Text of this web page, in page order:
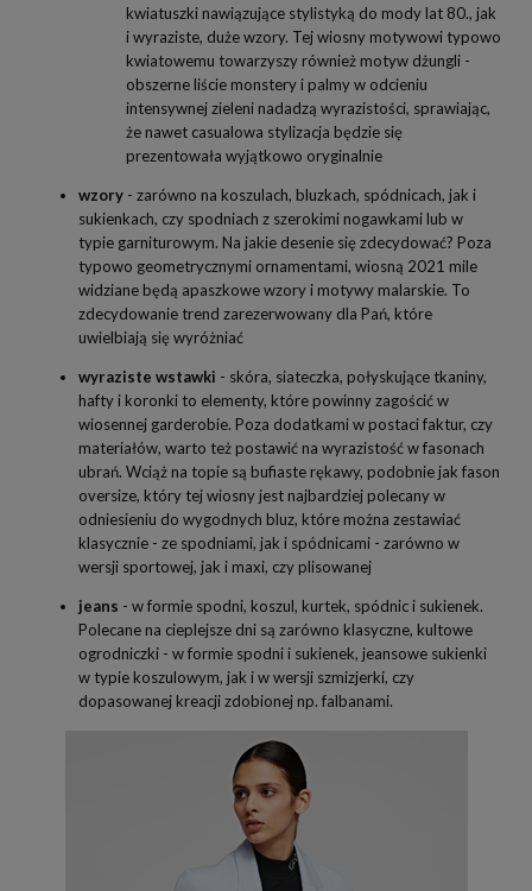
kwiatuszki nawiązujące stylistyką do mody lat 80., jak
i wyraziste, duże wzory. Tej wiosny motywowi typowo
kwiatowemu towarzyszy również motyw dżungli -
obszerne liście monstery i palmy w odcieniu
intensywnej zieleni nadadzą wyrazistości, sprawiając,
że nawet casualowa stylizacja będzie się
prezentowała wyjątkowo oryginalnie
wzory - zarówno na koszulach, bluzkach, spódnicach, jak i
sukienkach, czy spodniach z szerokimi nogawkami lub w
typie garniturowym. Na jakie desenie się zdecydować? Poza
typowo geometrycznymi ornamentami, wiosną 2021 mile
widziane będą apaszkowe wzory i motywy malarskie. To
zdecydowanie trend zarezerwowany dla Pań, które
uwielbiają się wyróżniać
wyraziste wstawki - skóra, siateczka, połyskujące tkaniny,
hafty i koronki to elementy, które powinny zagościć w
wiosennej garderobie. Poza dodatkami w postaci faktur, czy
materiałów, warto też postawić na wyrazistość w fasonach
ubrań. Wciąż na topie są bufiaste rękawy, podobnie jak fason
oversize, który tej wiosny jest najbardziej polecany w
odniesieniu do wygodnych bluz, które można zestawiać
klasycznie - ze spodniami, jak i spódnicami - zarówno w
wersji sportowej, jak i maxi, czy plisowanej
jeans - w formie spodni, koszul, kurtek, spódnic i sukienek.
Polecane na cieplejsze dni są zarówno klasyczne, kultowe
ogrodniczki - w formie spodni i sukienek, jeansowe sukienki
w typie koszulowym, jak i w wersji szmizjerki, czy
dopasowanej kreacji zdobionej np. falbanami.